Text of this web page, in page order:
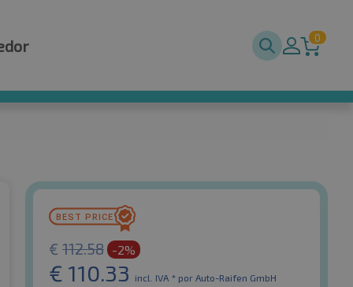
0
€ 112.58 -2%
€ 110.33 incl. IVA * por Auto-Raifen GmbH